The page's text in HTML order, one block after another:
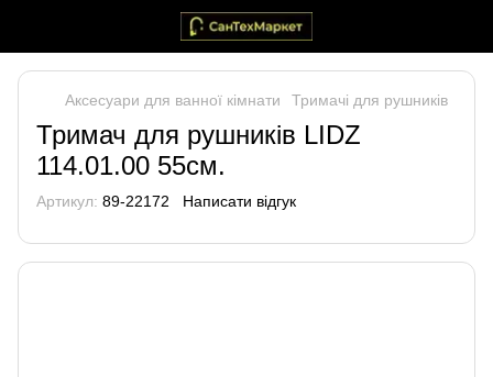
Аксесуари для ванної кімнати Тримачі для рушників
Тримач для рушників LIDZ
114.01.00 55см.
Артикул: 89-22172 Написати відгук